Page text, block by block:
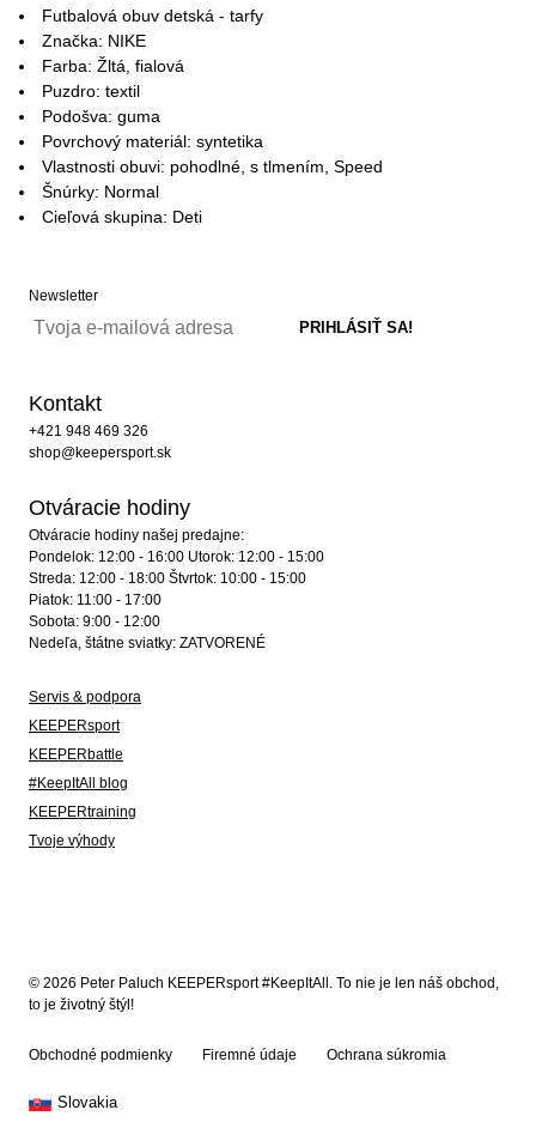
Futbalová obuv detská - tarfy
Značka: NIKE
Farba: Žltá, fialová
Puzdro: textil
Podošva: guma
Povrchový materiál: syntetika
Vlastnosti obuvi: pohodlné, s tlmením, Speed
Šnúrky: Normal
Cieľová skupina: Deti
Newsletter
Kontakt
+421 948 469 326
shop@keepersport.sk
Otváracie hodiny
Otváracie hodiny našej predajne:
Pondelok: 12:00 - 16:00 Utorok: 12:00 - 15:00
Streda: 12:00 - 18:00 Štvrtok: 10:00 - 15:00
Piatok: 11:00 - 17:00
Sobota: 9:00 - 12:00
Nedeľa, štátne sviatky: ZATVORENÉ
Servis & podpora
KEEPERsport
KEEPERbattle
#KeepItAll blog
KEEPERtraining
Tvoje výhody
© 2026 Peter Paluch KEEPERsport #KeepItAll. To nie je len náš obchod,
to je životný štýl!
Obchodné podmienky Firemné údaje Ochrana súkromia
Slovakia